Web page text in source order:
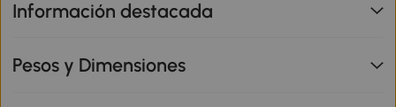
Información destacada
Pesos y Dimensiones